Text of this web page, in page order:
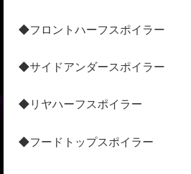
◆フロントハーフスポイラー
◆サイドアンダースポイラー
◆リヤハーフスポイラー
◆フードトップスポイラー